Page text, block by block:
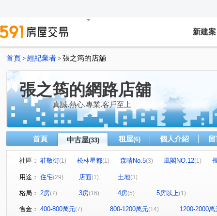
新建案
首頁 > 經紀業者 > 張之筠的店舖
張之筠的網路店舖
真誠.熱心.專業.客戶至上
首頁 中古屋(33) 租屋(6) 個人介紹
社區： 莊敬街(1) 松林星都(1) 森晴No.5(3) 風閣NO.12(1)
新豐一號
信全街
美居上德湛
和興段 莊敬街 松林街(1)
新生二路(1) 長富路一段(2) 潤泰街(1) 信全街(1)
康
用途： 住宅(29) 店面(1) 土地(3)
格局： 2房(7) 3房(16) 4房(5) 5房以上(1)
售金： 400-800萬元(7) 800-1200萬元(14) 1200-2000萬